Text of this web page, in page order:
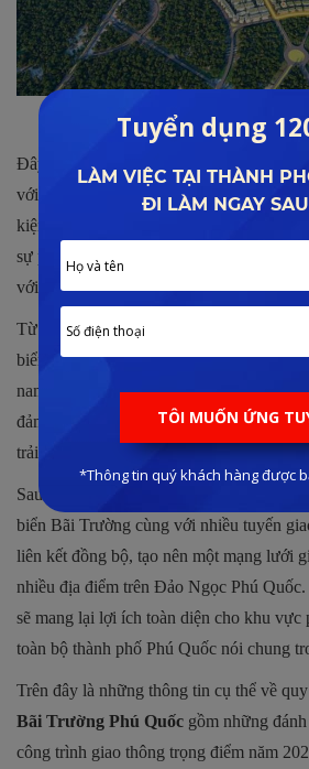
Khu đô thị Meyhomes
Đây sẽ là nơi sinh sống của cộng đồng
với điểm đến lý tưởng được nhiều du
kiện kết nối giao thông thuận lợi sẽ là
sự phát triển của dự án và mang đến
với khách du lịch.
Từ địa điểm này, du khách có thể dễ
biển Bãi Trường đến nhiều địa điểm nổi
nam đảo Phú Quốc. Điều này không chỉ
đảm bảo chi phí di chuyển hợp lý mà còn
trải nghiệm thú vị với cảm xúc thăng hoa
Sau khi hoàn thành và đưa vào hoạt động
biển Bãi Trường cùng với nhiều tuyến
liên kết đồng bộ, tạo nên một mạng lưới
nhiều địa điểm trên Đảo Ngọc Phú
sẽ mang lại lợi ích toàn diện cho khu vực
toàn bộ thành phố Phú Quốc nói chung
Trên đây là những thông tin cụ thể về
Bãi Trường Phú Quốc gồm những
công trình giao thông trọng điểm năm